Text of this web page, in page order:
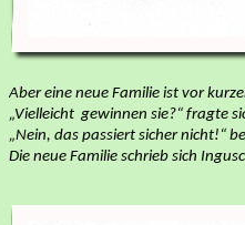
Aber eine neue Familie ist vor
Vielleicht gewinnen sie?“ fragte
Nein, das passiert sicher nicht!“
Die neue Familie schrieb sich